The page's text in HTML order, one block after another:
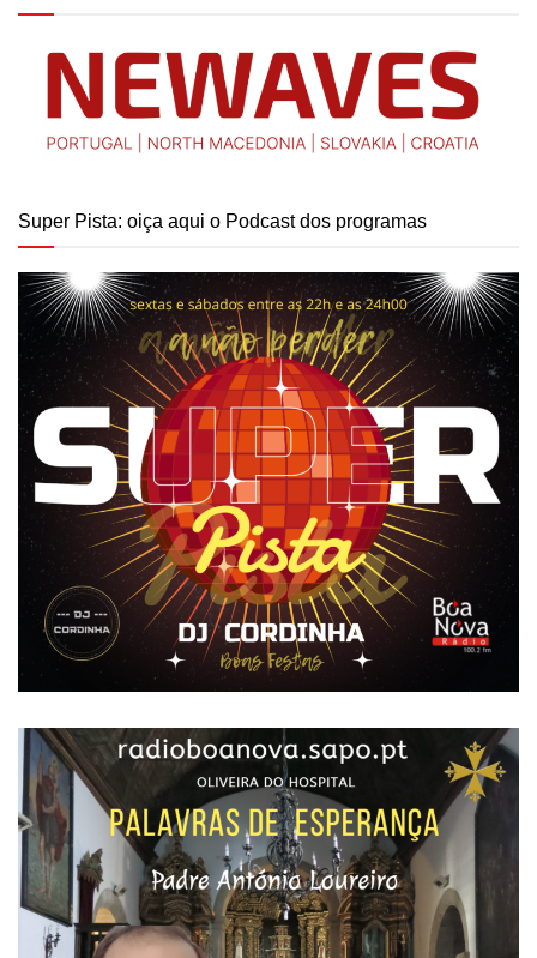
Super Pista: oiça aqui o Podcast dos programas